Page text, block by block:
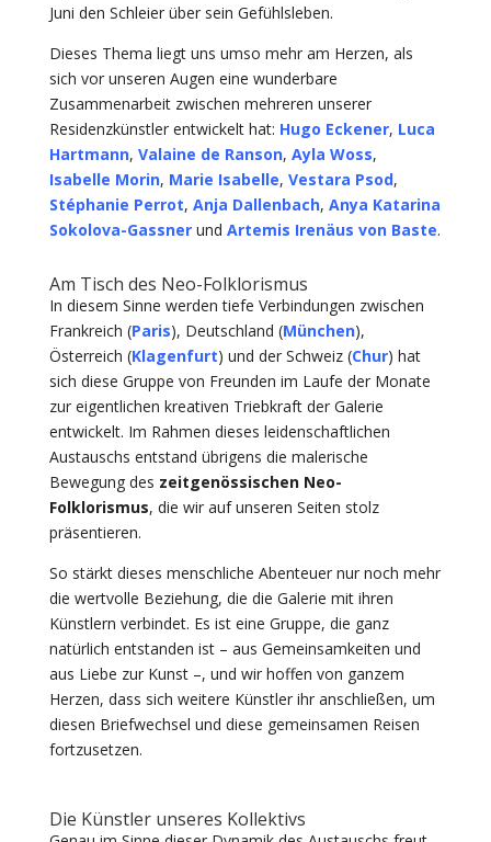
Juni den Schleier über sein Gefühlsleben.
Dieses Thema liegt uns umso mehr am Herzen, als
sich vor unseren Augen eine wunderbare
Zusammenarbeit zwischen mehreren unserer
Residenzkünstler entwickelt hat: Hugo Eckener, Luca
Hartmann, Valaine de Ranson, Ayla Woss,
Isabelle Morin, Marie Isabelle, Vestara Psod,
Stéphanie Perrot, Anja Dallenbach, Anya Katarina
Sokolova-Gassnerund Artemis Irenäus von Baste.
Am Tisch des Neo-Folklorismus
In diesem Sinne werden tiefe Verbindungen zwischen
Frankreich (Paris), Deutschland (München),
Österreich (Klagenfurt) und der Schweiz (Chur) hat
sich diese Gruppe von Freunden im Laufe der Monate
zur eigentlichen kreativen Triebkraft der Galerie
entwickelt. Im Rahmen dieses leidenschaftlichen
Austauschs entstand übrigens die malerische
Bewegung des zeitgenössischen Neo-
Folklorismus, die wir auf unseren Seiten stolz
präsentieren.
So stärkt dieses menschliche Abenteuer nur noch mehr
die wertvolle Beziehung, die die Galerie mit ihren
Künstlern verbindet. Es ist eine Gruppe, die ganz
natürlich entstanden ist – aus Gemeinsamkeiten und
aus Liebe zur Kunst –, und wir hoffen von ganzem
Herzen, dass sich weitere Künstler ihr anschließen, um
diesen Briefwechsel und diese gemeinsamen Reisen
fortzusetzen.
Die Künstler unseres Kollektivs